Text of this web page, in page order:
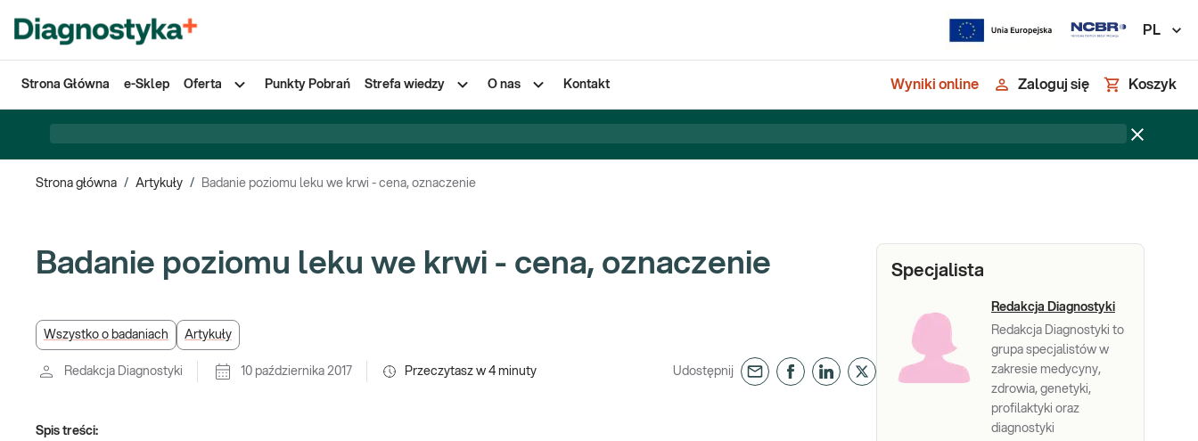
PL
Strona Główna e-Sklep Oferta Punkty Pobrań Strefa wiedzy O nas Kontakt Wyniki online Zaloguj się Koszyk
Strona główna / Artykuły / Badanie poziomu leku we krwi - cena, oznaczenie
Badanie poziomu leku we krwi - cena, oznaczenie
Wszystko o badaniach Artykuły
Redakcja Diagnostyki 10 października 2017 Przeczytasz w 4 minuty Udostępnij
Spis treści:
Specjalista
Redakcja Diagnostyki
Redakcja Diagnostyki to
grupa specjalistów w
zakresie medycyny,
zdrowia, genetyki,
profilaktyki oraz
diagnostyki